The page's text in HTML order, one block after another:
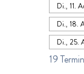
Di., 11.
Di., 18.
Di., 25.
19